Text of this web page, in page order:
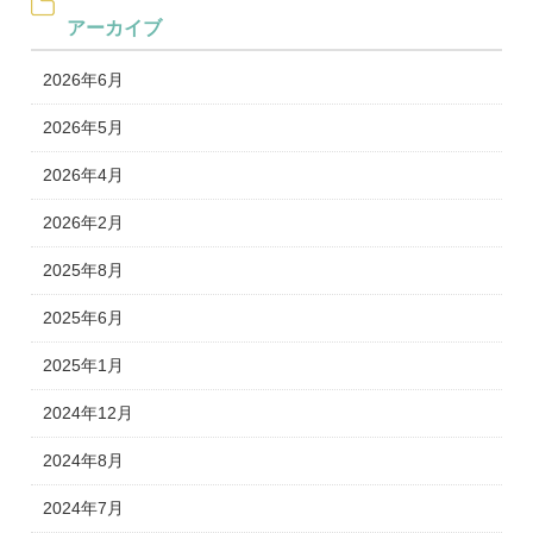
アーカイブ
2026年6月
2026年5月
2026年4月
2026年2月
2025年8月
2025年6月
2025年1月
2024年12月
2024年8月
2024年7月